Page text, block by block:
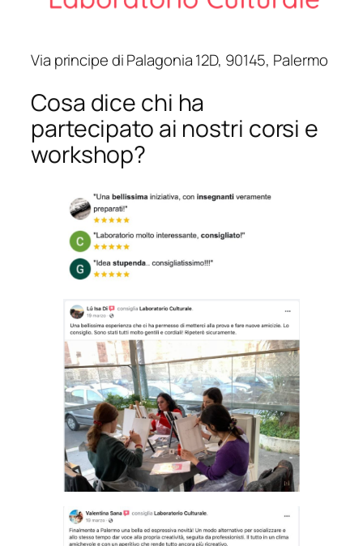
Via principe di Palagonia 12D, 90145, Palermo
Cosa dice chi ha
partecipato ai nostri corsi e
workshop?